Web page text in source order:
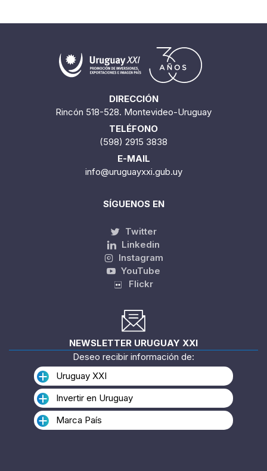
DIRECCIÓN
Rincón 518-528. Montevideo-Uruguay
TELÉFONO
(598) 2915 3838
E-MAIL
info@uruguayxxi.gub.uy
SÍGUENOS EN
Twitter
Linkedin
Instagram
YouTube
Flickr
NEWSLETTER URUGUAY XXI
Deseo recibir información de:
Uruguay XXI
Invertir en Uruguay
Marca País